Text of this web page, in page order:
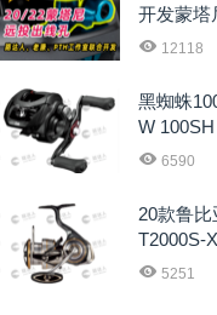
开发蒙塔
12118
黑蜘蛛
W
6590
20款鲁
T2000S-
5251